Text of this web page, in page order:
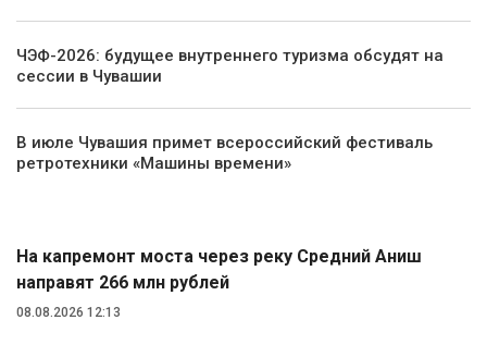
ЧЭФ-2026: будущее внутреннего туризма обсудят на
сессии в Чувашии
В июле Чувашия примет всероссийский фестиваль
ретротехники «Машины времени»
На капремонт моста через реку Средний Аниш
направят 266 млн рублей
08.08.2026 12:13